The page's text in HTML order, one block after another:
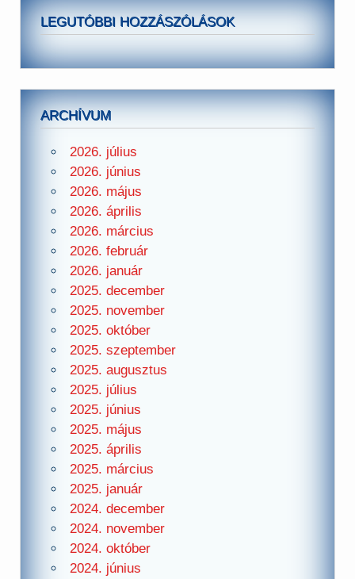
LEGUTÓBBI HOZZÁSZÓLÁSOK
ARCHÍVUM
2026. július
2026. június
2026. május
2026. április
2026. március
2026. február
2026. január
2025. december
2025. november
2025. október
2025. szeptember
2025. augusztus
2025. július
2025. június
2025. május
2025. április
2025. március
2025. január
2024. december
2024. november
2024. október
2024. június